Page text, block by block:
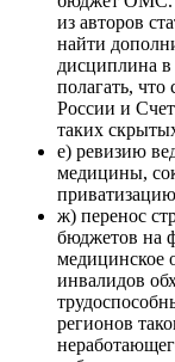
из авторов
найти
дисциплина
полагать,
России и
таких
е) ревизию
медицины,
ж) перенос
бюджетов на
медицинское
инвалидов
регионов